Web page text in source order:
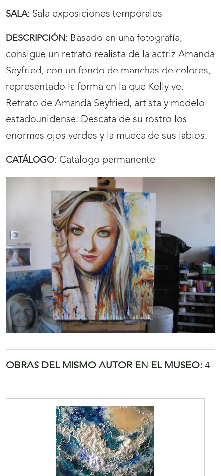
SALA: Sala exposiciones temporales
DESCRIPCIÓN: Basado en una fotografía,
consigue un retrato realista de la actriz Amanda
Seyfried, con un fondo de manchas de colores,
representado la forma en la que Kelly ve.
Retrato de Amanda Seyfried, artista y modelo
estadounidense. Descata de su rostro los
enormes ojos verdes y la mueca de sus labios.
CATÁLOGO: Catálogo permanente
OBRAS DEL MISMO AUTOR EN EL MUSEO: 4